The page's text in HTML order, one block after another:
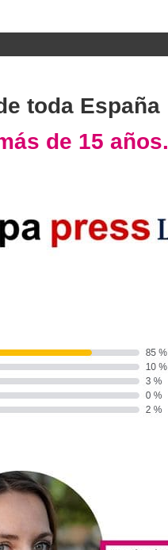
toda España
de 15 años.